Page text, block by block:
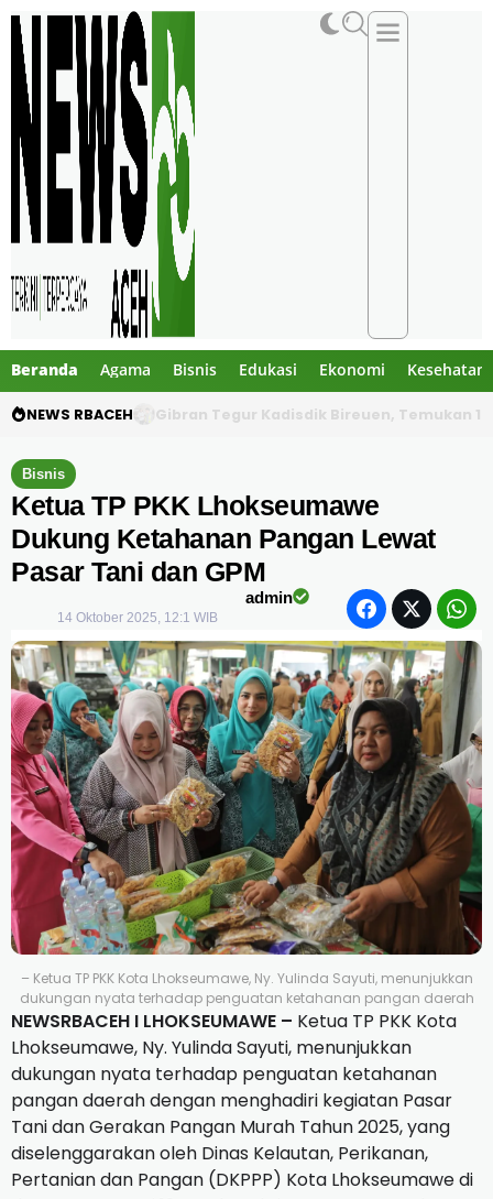
Beranda Agama Bisnis Edukasi Ekonomi Kesehatan
NEWS RBACEH PHE NSO Klarifikasi Dugaan Bau Amoniak
Bisnis
Ketua TP PKK Lhokseumawe
Dukung Ketahanan Pangan Lewat
Pasar Tani dan GPM
admin
14 Oktober 2025, 12:1 WIB
– Ketua TP PKK Kota Lhokseumawe, Ny. Yulinda Sayuti, menunjukkan
dukungan nyata terhadap penguatan ketahanan pangan daerah
NEWSRBACEH I LHOKSEUMAWE – Ketua TP PKK Kota
Lhokseumawe, Ny. Yulinda Sayuti, menunjukkan
dukungan nyata terhadap penguatan ketahanan
pangan daerah dengan menghadiri kegiatan Pasar
Tani dan Gerakan Pangan Murah Tahun 2025, yang
diselenggarakan oleh Dinas Kelautan, Perikanan,
Pertanian dan Pangan (DKPPP) Kota Lhokseumawe di